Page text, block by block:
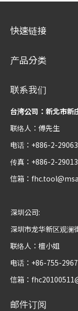
快速链接
产品分类
联系我们
台湾公司：新北市新
联络人：傅先生
电话：+886-2-
传真：+886-2-
信箱：
深圳公司:
深圳市龙华新区观澜
联络人：檀小姐
电话：+86-755-
信箱：
邮件订阅